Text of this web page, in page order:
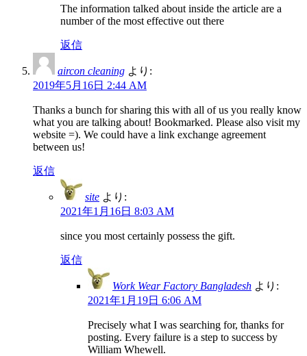
The information talked about inside the article are a
number of the most effective out there
返信
aircon cleaning より:
2019年5月16日 2:44 AM
Thanks a bunch for sharing this with all of us you really know
what you are talking about! Bookmarked. Please also visit my
website =). We could have a link exchange agreement
between us!
返信
site より:
2021年1月16日 8:03 AM
since you most certainly possess the gift.
返信
Work Wear Factory Bangladesh より:
2021年1月19日 6:06 AM
Precisely what I was searching for, thanks for
posting. Every failure is a step to success by
William Whewell.